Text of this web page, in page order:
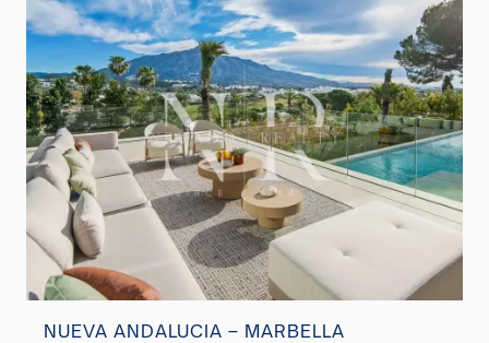
NUEVA ANDALUCIA – MARBELLA